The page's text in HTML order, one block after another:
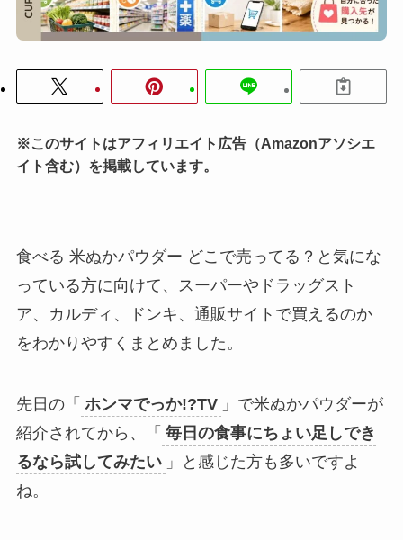
※このサイトはアフィリエイト広告（Amazonアソシエ
イト含む）を掲載しています。
食べる 米ぬかパウダー どこで売ってる？と気にな
っている方に向けて、スーパーやドラッグスト
ア、カルディ、ドンキ、通販サイトで買えるのか
をわかりやすくまとめました。
先日の「 ホンマでっか!?TV 」で米ぬかパウダーが
紹介されてから、「 毎日の食事にちょい足しでき
るなら試してみたい 」と感じた方も多いですよ
ね。